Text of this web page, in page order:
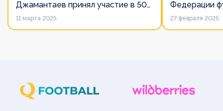
Джамантаев принял участие в 50-
м Общем собрании Европейских
11 марта 2025
Федерации
дорожит
27 февраля 2025